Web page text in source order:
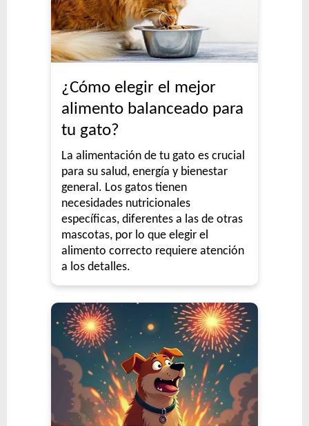
¿Cómo elegir el mejor
alimento balanceado para
tu gato?
La alimentación de tu gato es crucial
para su salud, energía y bienestar
general. Los gatos tienen
necesidades nutricionales
específicas, diferentes a las de otras
mascotas, por lo que elegir el
alimento correcto requiere atención
a los detalles.